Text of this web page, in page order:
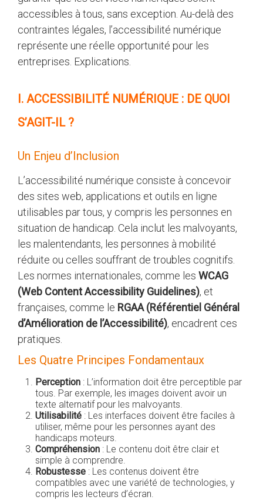
accessibles à tous, sans exception. Au-delà des
contraintes légales, l’accessibilité numérique
représente une réelle opportunité pour les
entreprises. Explications.
I. ACCESSIBILITÉ NUMÉRIQUE : DE QUOI
S’AGIT-IL ?
Un Enjeu d’Inclusion
L’accessibilité numérique consiste à concevoir
des sites web, applications et outils en ligne
utilisables par tous, y compris les personnes en
situation de handicap. Cela inclut les malvoyants,
les malentendants, les personnes à mobilité
réduite ou celles souffrant de troubles cognitifs.
Les normes internationales, comme les WCAG
(Web Content Accessibility Guidelines), et
françaises, comme le RGAA (Référentiel Général
d’Amélioration de l’Accessibilité), encadrent ces
pratiques.
Les Quatre Principes Fondamentaux
Perception : L’information doit être perceptible par
tous. Par exemple, les images doivent avoir un
texte alternatif pour les malvoyants.
Utilisabilité : Les interfaces doivent être faciles à
utiliser, même pour les personnes ayant des
handicaps moteurs.
Compréhension : Le contenu doit être clair et
simple à comprendre.
Robustesse : Les contenus doivent être
compatibles avec une variété de technologies, y
compris les lecteurs d’écran.